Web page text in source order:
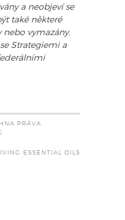
a neobjeví se
také některé
nebo vymazány,
Strategiemi a
PRÁVA
ESSENTIAL OILS